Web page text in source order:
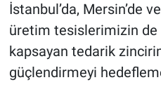
İstanbul’da, Mersin’de
üretim tesislerimizin de
kapsayan tedarik
güçlendirmeyi